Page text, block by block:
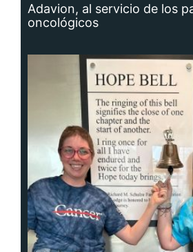
Adavion, al servicio de los
oncológicos